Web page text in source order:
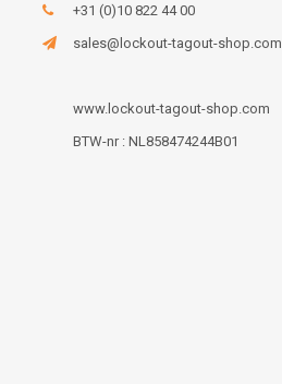
+31 (0)10 822 44 00
sales@lockout-tagout-shop.com
www.lockout-tagout-shop.com
BTW-nr : NL858474244B01